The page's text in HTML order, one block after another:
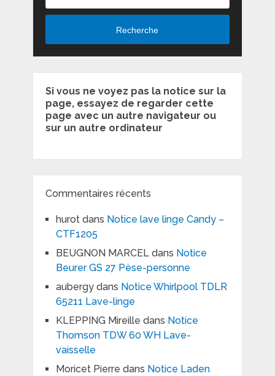
Recherche
Si vous ne voyez pas la notice sur la
page, essayez de regarder cette
page avec un autre navigateur ou
sur un autre ordinateur
Commentaires récents
hurotdans Notice lave linge Candy –
CTF1205
BEUGNON MARCELdans Notice
Beurer GS 27 Pèse-personne
aubergydans Notice Whirlpool TDLR
65211 Lave-linge
KLEPPING Mireille dans Notice
Thomson TDW 60 WH Lave-
vaisselle
Moricet Pierre dans Notice Laden